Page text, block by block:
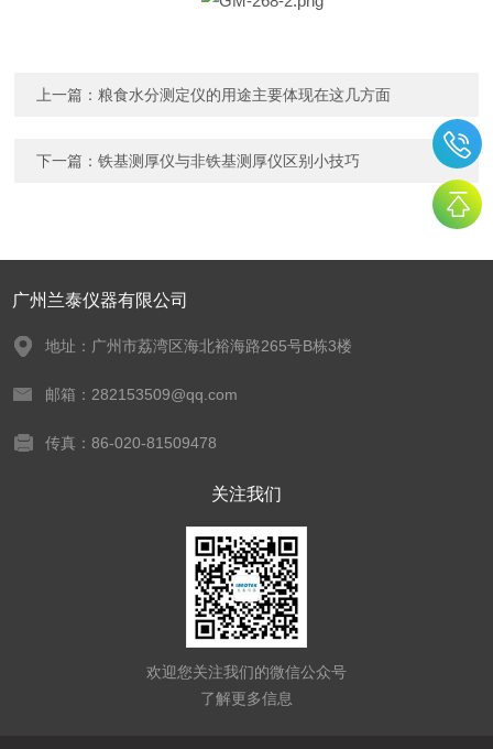
上一篇：粮食水分测定仪的用途主要体现在这几方面
下一篇：铁基测厚仪与非铁基测厚仪区别小技巧
广州兰泰仪器有限公司
地址：广州市荔湾区海北裕海路265号B栋3楼
邮箱：282153509@qq.com
传真：86-020-81509478
关注我们
欢迎您关注我们的微信公众号
了解更多信息